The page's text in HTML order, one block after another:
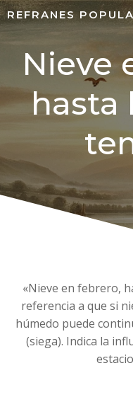
REFRANES
Nieve
hasta
«Nieve en febrero,
referencia a que si
húmedo puede
(siega). Indica la